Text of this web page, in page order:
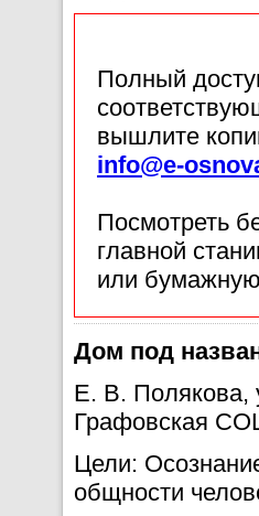
Полный
вышлите
info@e-
Посмотреть
главной
или
Дом под
Е. В. Полякова,
Графовская
Цели:
общности